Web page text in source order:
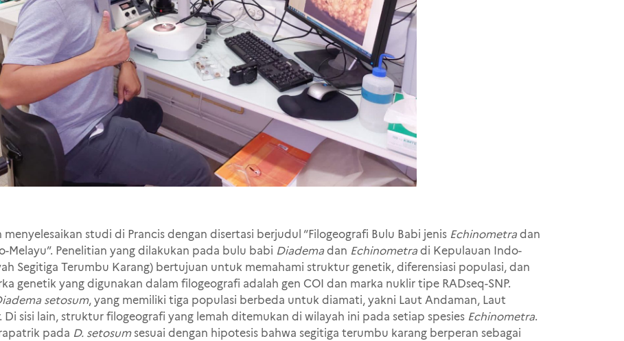
studi di Prancis dengan disertasi berjudul “Filogeografi Bulu Babi jenis Echinometra dan
Melayu”. Penelitian yang dilakukan pada bulu babi Diadema dan Echinometra di Kepulauan Indo-
Segitiga Terumbu Karang) bertujuan untuk memahami struktur genetik, diferensiasi populasi, dan
genetik yang digunakan dalam filogeografi adalah gen COI dan marka nuklir tipe RADseq-SNP.
setosum, yang memiliki tiga populasi berbeda untuk diamati, yakni Laut Andaman, Laut
Di sisi lain, struktur filogeografi yang lemah ditemukan di wilayah ini pada setiap spesies Echinometra.
pada D. setosumsesuai dengan hipotesis bahwa segitiga terumbu karang berperan sebagai